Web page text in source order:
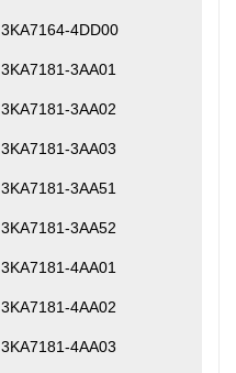
3KA7164-4DD00
3KA7181-3AA01
3KA7181-3AA02
3KA7181-3AA03
3KA7181-3AA51
3KA7181-3AA52
3KA7181-4AA01
3KA7181-4AA02
3KA7181-4AA03